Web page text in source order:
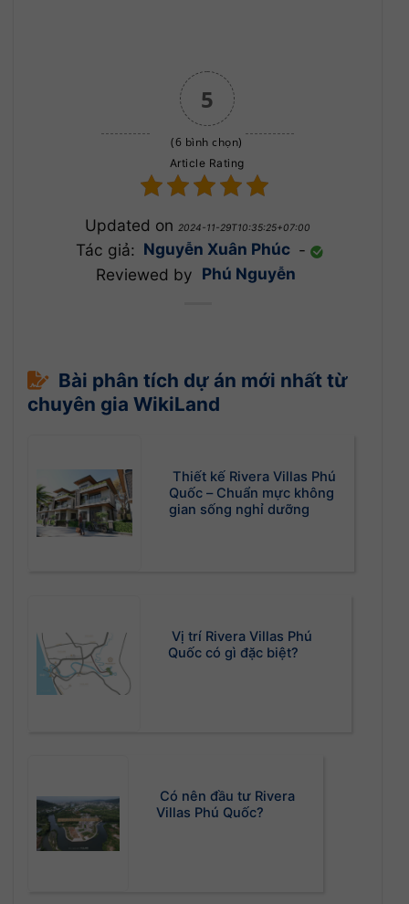
5
(6 bình chọn)
Article Rating
Updated on 2024-11-29T10:35:25+07:00
Tác giả: Nguyễn Xuân Phúc -
Reviewed by Phú Nguyễn
Bài phân tích dự án mới nhất từ
chuyên gia WikiLand
Thiết kế Rivera Villas Phú
Quốc – Chuẩn mực không
gian sống nghỉ dưỡng
Vị trí Rivera Villas Phú
Quốc có gì đặc biệt?
Có nên đầu tư Rivera
Villas Phú Quốc?